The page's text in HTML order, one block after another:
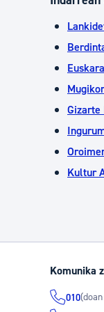
Gizarte
Kultur
Komunika
010